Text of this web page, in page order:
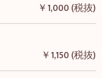
￥1,000 (税抜)
￥1,150 (税抜)